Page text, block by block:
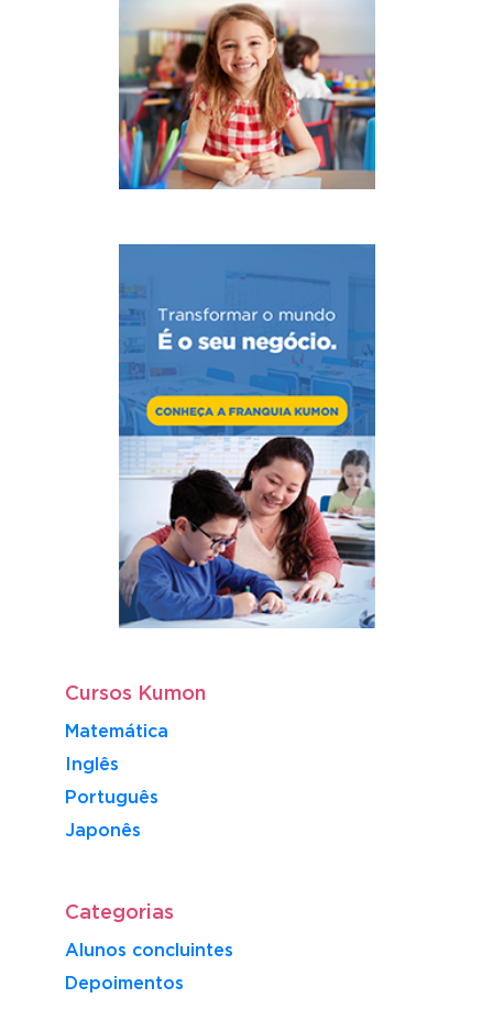
Cursos Kumon
Matemática
Inglês
Português
​Japonês
Categorias
Alunos concluintes
Depoimentos